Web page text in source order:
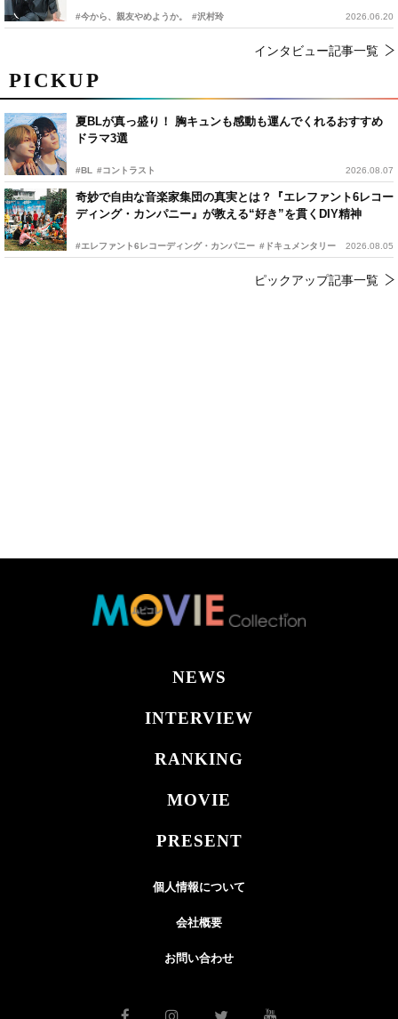
PICKUP
夏BLが真っ盛り！ 胸キュンも感動も運んでくれるおすすめ
ドラマ3選
#BL #コントラスト 2026.08.07
奇妙で自由な音楽家集団の真実とは？『エレファント6レコー
ディング・カンパニー』が教える“好き”を貫くDIY精神
#エレファント6レコーディング・カンパニー #ドキュメンタリー 2026.08.05
ピックアップ記事一覧
#今から、親友やめようか。 #沢村玲 2026.06.20
インタビュー記事一覧
NEWS
INTERVIEW
RANKING
MOVIE
PRESENT
個人情報について
会社概要
お問い合わせ